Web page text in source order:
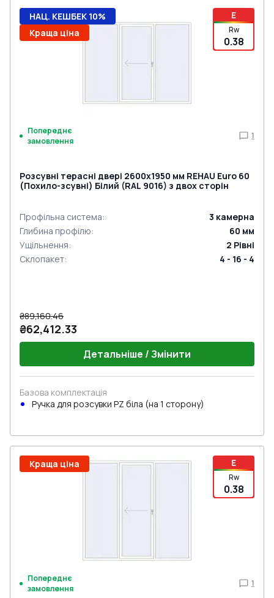
E
Rw
0.38
НАЦ. КЕШБЕК 10%
Краща ціна
Попереднє
замовлення
1
Розсувні терасні двері 2600x1950 мм REHAU Euro 60
(Похило-зсувні) Білий (RAL 9016) з двох сторін
Профільна система: 3 камерна
Глибина профілю: 60 мм
Ущільнення: 2 Рівні
Склопакет: 4 - 16 - 4
₴89,160.46
₴62,412.33
Детальніше / Змінити
Базова комплектація
Ручкa для розсувки PZ біла (на 1 сторону)
E
Rw
0.38
Краща ціна
Попереднє
замовлення
1